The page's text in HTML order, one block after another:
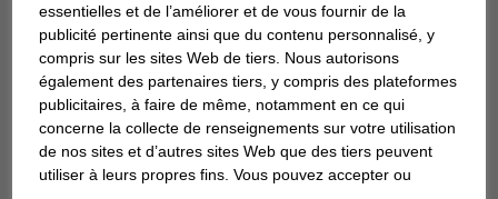
Il y a beaucoup de choses que vous ne pouvez
pas contrôler dans la vie, mais votre épargne pour
l’avenir n’a pas besoin de figurer sur cette liste.
Passez en revue vos objectifs et évaluez vos
attentes en matière de rendement des placements.
essentielles et de l’améliorer et de vous fournir de la
publicité pertinente ainsi que du contenu personnalisé, y
compris sur les sites Web de tiers. Nous autorisons
également des partenaires tiers, y compris des plateformes
publicitaires, à faire de même, notamment en ce qui
concerne la collecte de renseignements sur votre utilisation
de nos sites et d’autres sites Web que des tiers peuvent
utiliser à leurs propres fins. Vous pouvez accepter ou